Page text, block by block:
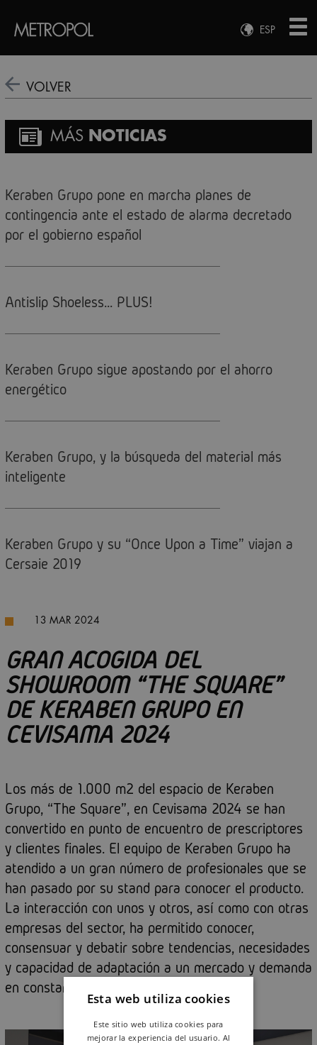
ESP
ENG
VOLVER
MÁS NOTICIAS
Keraben Grupo pone en marcha planes de
contingencia ante el estado de alarma decretado
por el gobierno español
Antislip Shoeless... PLUS!
Keraben Grupo sigue apostando por el ahorro
energético
Keraben Grupo, y la búsqueda del material más
inteligente
Keraben Grupo y su “Once Upon a Time” viajan a
Cersaie 2019
13 MAR 2024
GRAN ACOGIDA DEL
SHOWROOM “THE SQUARE”
DE KERABEN GRUPO EN
CEVISAMA 2024
Los más de 1.000 m2 del espacio de Keraben
Grupo, “The Square”, en Cevisama 2024 se han
convertido en punto de encuentro de prescriptores
y clientes finales. El equipo de Keraben Grupo ha
atendido a un gran número de profesionales que se
han pasado por su stand para conocer el producto.
La interacción con unos y otros, así como con otras
empresas del sector, ha permitido conocer,
consensuar y debatir sobre tendencias, necesidades
y capacidad de adaptación a un mercado y demanda
en constante evolución.
Esta web utiliza cookies
Este sitio web utiliza cookies para
mejorar la experiencia del usuario. Al